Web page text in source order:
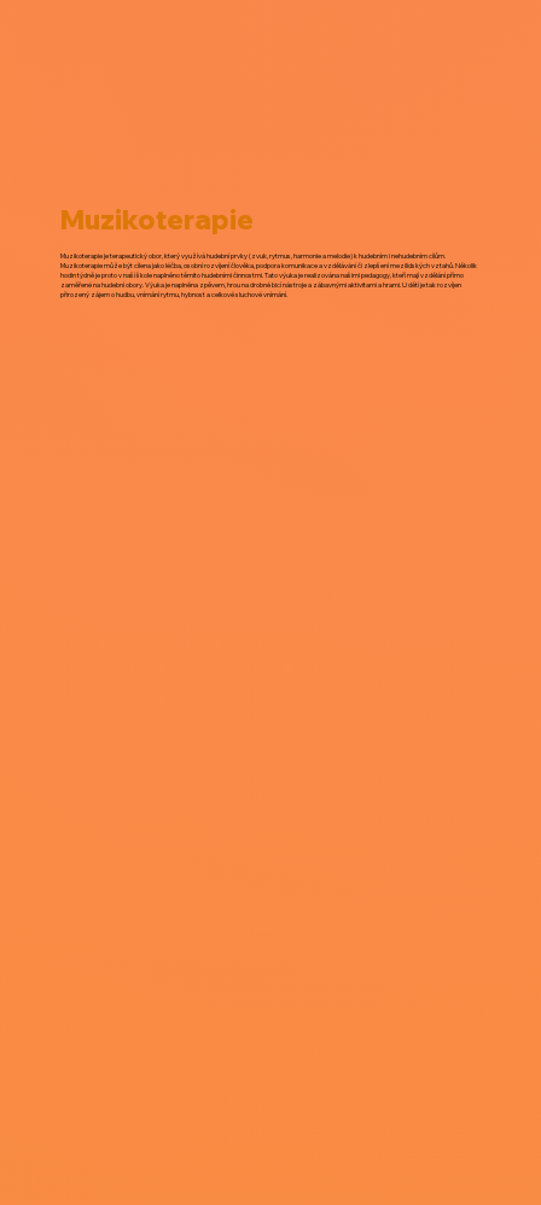
Muzikoterapie
Muzikoterapie je terapeutický obor, který využívá hudební prvky (zvuk, rytmus, harmonie a melodie) k hudebním i nehudebním cílům.
Muzikoterapie může být cílena jako léčba, osobní rozvíjení člověka, podpora komunikace a vzdělávání či zlepšení mezilidských vztahů. Několik
hodin týdně je proto v naší škole naplněno těmito hudebními činnostmi. Tato výuka je realizována našimi pedagogy, kteří mají vzdělání přímo
zaměřené na hudební obory. Výuka je naplněna zpěvem, hrou na drobné bicí nástroje a zábavnými aktivitami a hrami. U dětí je tak rozvíjen
přirozený zájem o hudbu, vnímání rytmu, hybnost a celkové sluchové vnímání.